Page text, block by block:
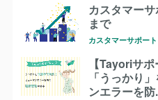
カスタマー
まで
カスタマーサポート
【Tayoriサ
「うっかり
ンエラーを防